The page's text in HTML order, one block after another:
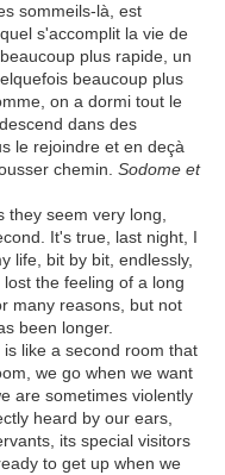
sommeils-là, est
s'accomplit la vie de
plus rapide, un
beaucoup plus
on a dormi tout le
dans des
le rejoindre et en deçà
chemin. Sodome et
seem very long,
It's true, last night, I
life, bit by bit, endlessly,
the feeling of a long
many reasons, but not
been longer.
like a second room that
we go when we want
are sometimes violently
heard by our ears,
its special visitors
to get up when we